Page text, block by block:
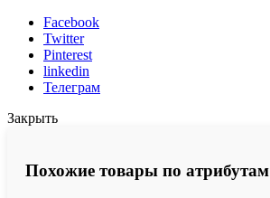
Facebook
Twitter
Pinterest
linkedin
Телеграм
Закрыть
Похожие товары по атрибутам